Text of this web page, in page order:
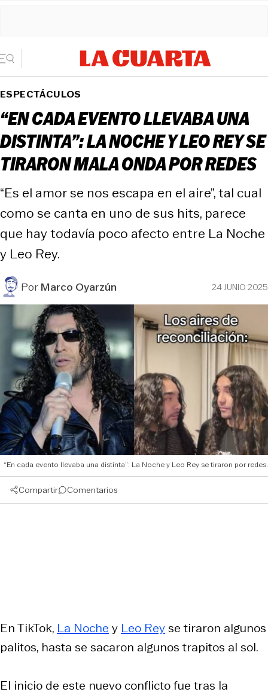
ESPECTÁCULOS
“EN CADA EVENTO LLEVABA UNA
DISTINTA”: LA NOCHE Y LEO REY SE
TIRARON MALA ONDA POR REDES
“Es el amor se nos escapa en el aire”, tal cual
como se canta en uno de sus hits, parece
que hay todavía poco afecto entre La Noche
y Leo Rey.
PorMarco Oyarzún 24 JUNIO 2025
“En cada evento llevaba una distinta”: La Noche y Leo Rey se tiraron por redes.
Compartir Comentarios
En TikTok, La Noche y Leo Reyse tiraron algunos
palitos, hasta se sacaron algunos trapitos al sol.
El inicio de este nuevo conflicto fue tras la